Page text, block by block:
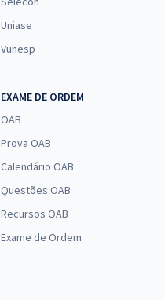
Uniase
Vunesp
EXAME DE ORDEM
OAB
Prova OAB
Calendário OAB
Questões OAB
Recursos OAB
Exame de Ordem